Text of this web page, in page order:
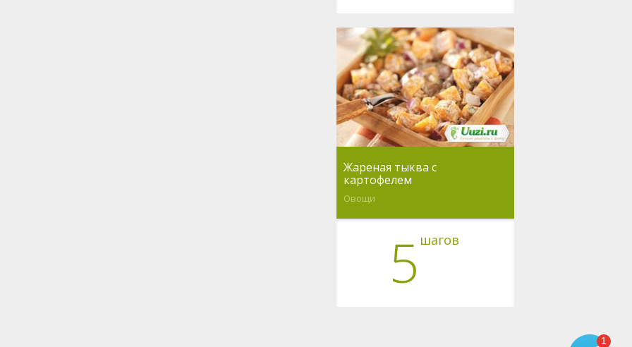
Жареная тыква с
картофелем
Овощи
5 шагов
1